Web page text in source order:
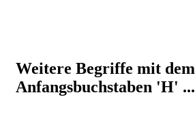
Weitere Begriffe mit dem
Anfangsbuchstaben 'H' ...